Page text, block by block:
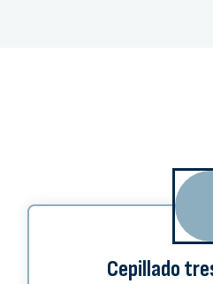
Cepillado